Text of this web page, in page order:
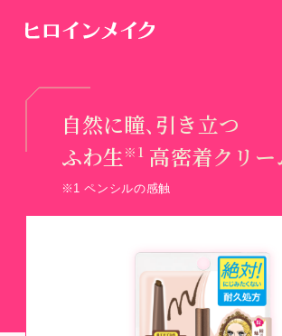
自然に瞳､引き立つ
ふわ生 ※1高密着クリー
※1 ペンシルの感触